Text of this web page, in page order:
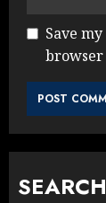
Save
browser
SEARCH